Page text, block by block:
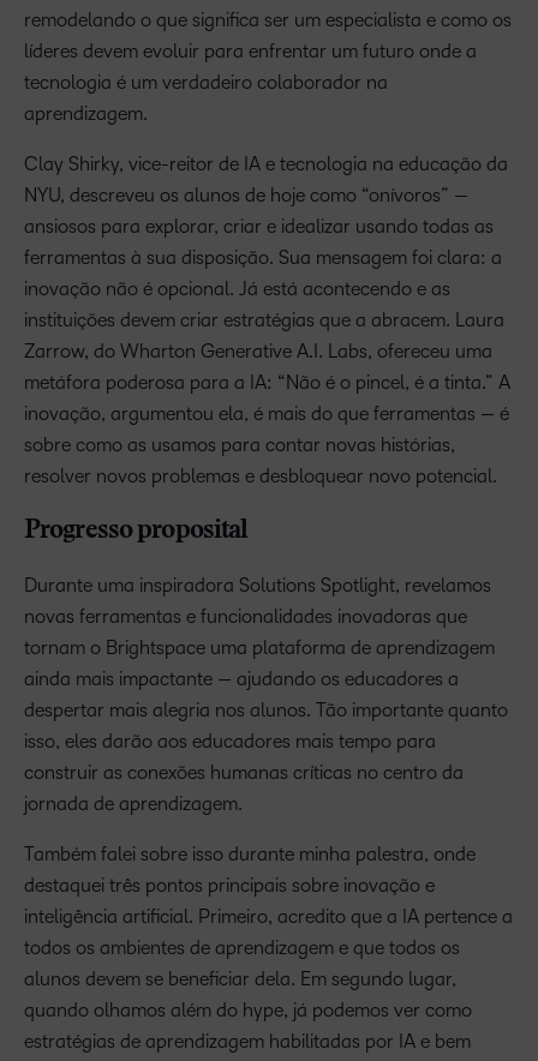
remodelando o que significa ser um especialista e como os
líderes devem evoluir para enfrentar um futuro onde a
tecnologia é um verdadeiro colaborador na
aprendizagem.
Clay Shirky, vice-reitor de IA e tecnologia na educação da
NYU, descreveu os alunos de hoje como “onívoros” —
ansiosos para explorar, criar e idealizar usando todas as
ferramentas à sua disposição. Sua mensagem foi clara: a
inovação não é opcional. Já está acontecendo e as
instituições devem criar estratégias que a abracem. Laura
Zarrow, do Wharton Generative A.I. Labs, ofereceu uma
metáfora poderosa para a IA: “Não é o pincel, é a tinta.” A
inovação, argumentou ela, é mais do que ferramentas — é
sobre como as usamos para contar novas histórias,
resolver novos problemas e desbloquear novo potencial.
Progresso proposital
Durante uma inspiradora Solutions Spotlight, revelamos
novas ferramentas e funcionalidades inovadoras que
tornam o Brightspace uma plataforma de aprendizagem
ainda mais impactante — ajudando os educadores a
despertar mais alegria nos alunos. Tão importante quanto
isso, eles darão aos educadores mais tempo para
construir as conexões humanas críticas no centro da
jornada de aprendizagem.
Também falei sobre isso durante minha palestra, onde
destaquei três pontos principais sobre inovação e
inteligência artificial. Primeiro, acredito que a IA pertence a
todos os ambientes de aprendizagem e que todos os
alunos devem se beneficiar dela. Em segundo lugar,
quando olhamos além do hype, já podemos ver como
estratégias de aprendizagem habilitadas por IA e bem